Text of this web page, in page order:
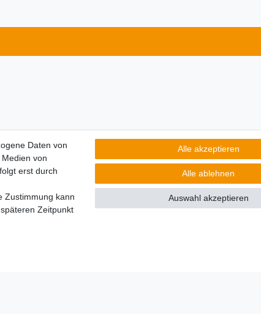
Daten von
von
erst durch
Zustimmung kann
Zeitpunkt
Alle akzeptieren
Alle ablehnen
Auswahl akzeptieren